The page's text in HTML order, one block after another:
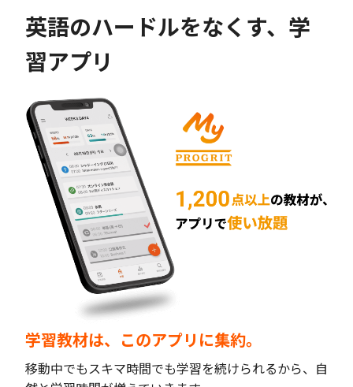
英語のハードルをなくす、学
習アプリ
学習教材は、このアプリに集約。
移動中でもスキマ時間でも学習を続けられるから、自